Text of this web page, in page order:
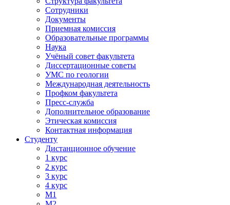
Сотрудники
Документы
Приемная комиссия
Образовательные программы
Наука
Учёный совет факультета
Диссертационные советы
УМС по геологии
Международная деятельность
Профком факультета
Пресс-служба
Дополнительное образование
Этическая комиссия
Контактная информация
Студенту
Дистанционное обучение
1 курс
2 курс
3 курс
4 курс
М1